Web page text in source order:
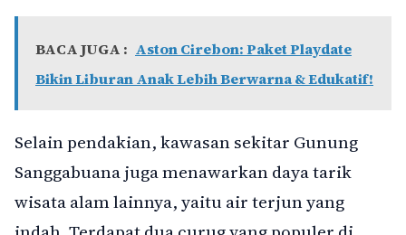
BACA JUGA : Aston Cirebon: Paket Playdate
Bikin Liburan Anak Lebih Berwarna & Edukatif!
Selain pendakian, kawasan sekitar Gunung
Sanggabuana juga menawarkan daya tarik
wisata alam lainnya, yaitu air terjun yang